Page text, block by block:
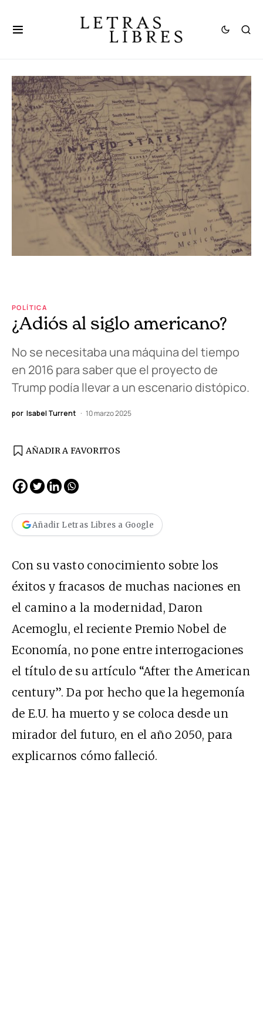
POLÍTICA
¿Adiós al siglo americano?
No se necesitaba una máquina del tiempo
en 2016 para saber que el proyecto de
Trump podía llevar a un escenario distópico.
por Isabel Turrent 10 marzo 2025
AÑADIR A FAVORITOS
Añadir Letras Libres a Google
Con su vasto conocimiento sobre los
éxitos y fracasos de muchas naciones en
el camino a la modernidad, Daron
Acemoglu, el reciente Premio Nobel de
Economía, no pone entre interrogaciones
el título de su artículo “After the American
century”. Da por hecho que la hegemonía
de E.U. ha muerto y se coloca desde un
mirador del futuro, en el año 2050, para
explicarnos cómo falleció.